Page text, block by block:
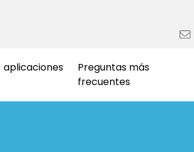
aplicaciones
Preguntas más
frecuentes